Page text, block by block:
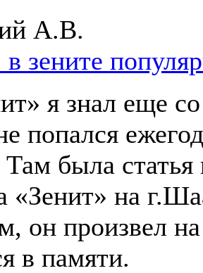
А.В.
зените
я знал еще
попался
Там была
«Зенит» на
он произвел
в памяти.